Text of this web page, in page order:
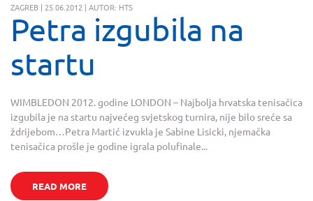
ZAGREB | 25.06.2012 | AUTOR: HTS
Petra izgubila na
startu
WIMBLEDON 2012. godine LONDON – Najbolja hrvatska tenisačica
izgubila je na startu najvećeg svjetskog turnira, nije bilo sreće sa
ždrijebom…Petra Martić izvukla je Sabine Lisicki, njemačka
tenisačica prošle je godine igrala polufinale...
READ MORE